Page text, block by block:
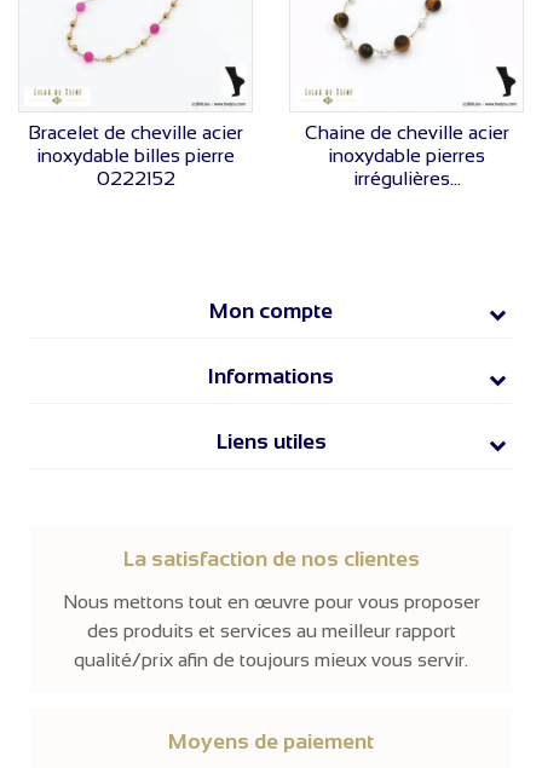
VOIR LE PRIX
Bracelet de cheville acier
inoxydable billes pierre
0222152
VOIR LE PRIX
Chaine de cheville acier
inoxydable pierres
irrégulières...
Mon compte
Informations
Liens utiles
La satisfaction de nos clientes
Nous mettons tout en œuvre pour vous proposer
des produits et services au meilleur rapport
qualité/prix afin de toujours mieux vous servir.
Moyens de paiement